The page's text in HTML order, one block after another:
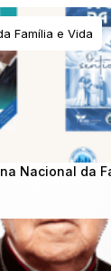
Família e Vida
Nacional da